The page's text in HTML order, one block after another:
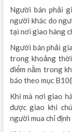
Người bán phải
người khác do
tại nơi giao hàng
Người bán phải
trong khoảng
điểm nằm trong
báo theo mục
Khi mà nơi giao
được giao khi
người mua chỉ